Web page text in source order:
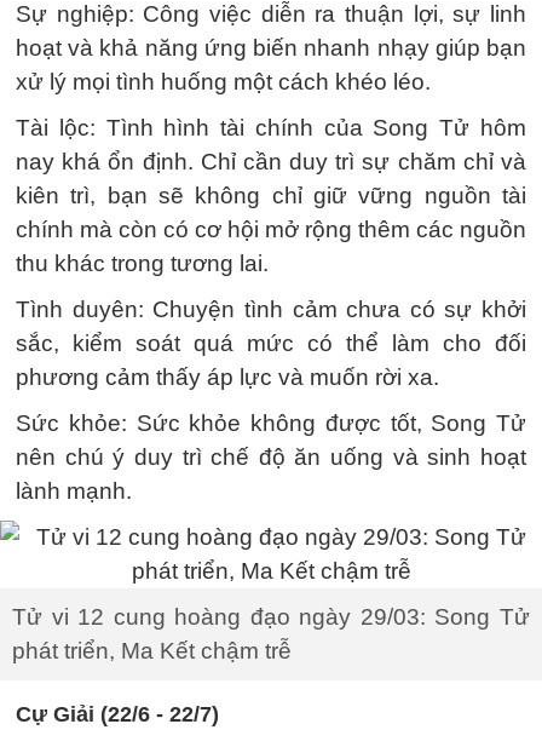
Sự nghiệp: Công việc diễn ra thuận lợi, sự linh
hoạt và khả năng ứng biến nhanh nhạy giúp bạn
xử lý mọi tình huống một cách khéo léo.
Tài lộc: Tình hình tài chính của Song Tử hôm
nay khá ổn định. Chỉ cần duy trì sự chăm chỉ và
kiên trì, bạn sẽ không chỉ giữ vững nguồn tài
chính mà còn có cơ hội mở rộng thêm các nguồn
thu khác trong tương lai.
Tình duyên: Chuyện tình cảm chưa có sự khởi
sắc, kiểm soát quá mức có thể làm cho đối
phương cảm thấy áp lực và muốn rời xa.
Sức khỏe: Sức khỏe không được tốt, Song Tử
nên chú ý duy trì chế độ ăn uống và sinh hoạt
lành mạnh.
Tử vi 12 cung hoàng đạo ngày 29/03: Song Tử
phát triển, Ma Kết chậm trễ
Cự Giải (22/6 - 22/7)